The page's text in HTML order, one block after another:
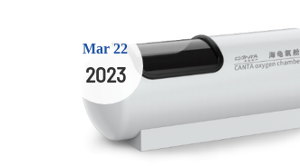
Mar 22
2023